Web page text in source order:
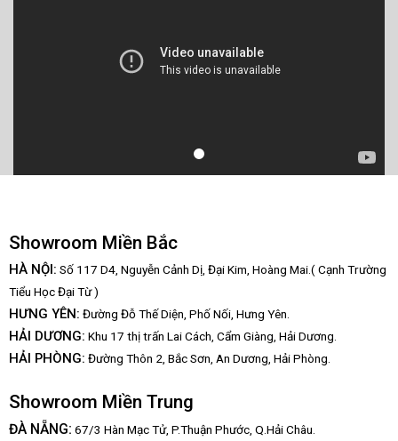
Showroom Miền Bắc
HÀ NỘI: Số 117 D4, Nguyễn Cảnh Dị, Đại Kim, Hoàng Mai.( Cạnh Trường
Tiểu Học Đại Từ )
HƯNG YÊN: Đường Đỗ Thế Diện, Phố Nối, Hưng Yên.
HẢI DƯƠNG: Khu 17 thị trấn Lai Cách, Cẩm Giàng, Hải Dương.
HẢI PHÒNG: Đường Thôn 2, Bắc Sơn, An Dương, Hải Phòng.
Showroom Miền Trung
ĐÀ NẴNG: 67/3 Hàn Mạc Tử, P.Thuận Phước, Q.Hải Châu.